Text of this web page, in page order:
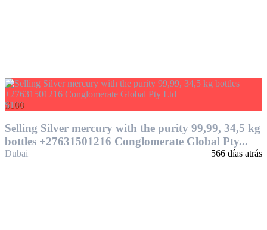
$100
Selling Silver mercury with the purity 99,99, 34,5 kg
bottles +27631501216 Conglomerate Global Pty...
Dubai 566 días atrás